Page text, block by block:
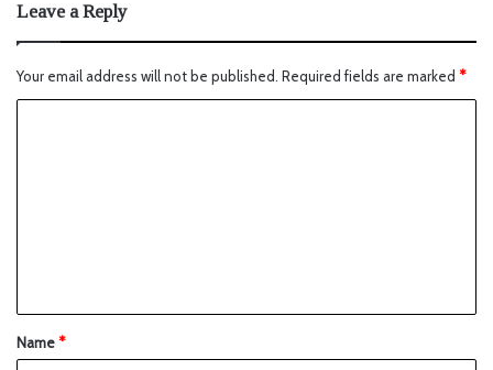
Leave a Reply
Your email address will not be published. Required fields are marked *
Name*